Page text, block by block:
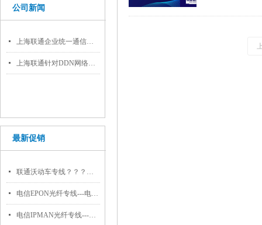
可提供用户高速
公司新闻
넷 上海联通企业统一通信解决方案
넷 上海联通针对DDN网络全面优化
最新促销
넷 联通沃动车专线？？？解决方案//世耕通信电信服务商
넷 电信EPON光纤专线---电信宽带受理中心
넷 电信IPMAN光纤专线---电信宽带受理中心